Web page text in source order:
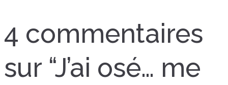
l’article
4 commentaires
sur “J’ai osé… me